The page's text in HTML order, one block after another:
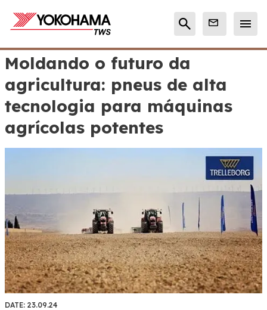
Moldando o futuro da
agricultura: pneus de alta
tecnologia para máquinas
agrícolas potentes
DATE: 23.09.24